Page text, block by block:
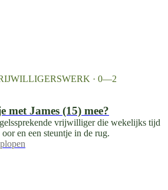
· 0—2
met James (15) mee?
vrijwilliger die wekelijks tijd
en een steuntje in de rug.